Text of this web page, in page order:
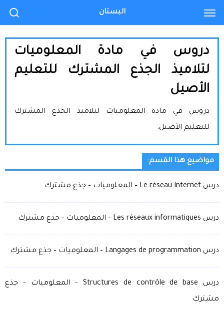
دروس في مادة المعلوميات
لتلاميذ الجذع المشترك للتعليم
الأصيل
دروس في مادة المعلوميات لتلاميذ الجذع المشترك
للتعليم الأصيل.
مواضيع هذا القسم:
درس Le réseau Internet – المعلوميات – جذع مشترك
درس Les réseaux informatiques – المعلوميات – جذع مشترك
درس Langages de programmation – المعلوميات – جذع مشترك
درس Structures de contrôle de base – المعلوميات – جذع
مشترك
البستان